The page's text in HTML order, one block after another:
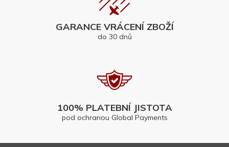
GARANCE VRÁCENÍ ZBOŽÍ
do 30 dnů
100% PLATEBNÍ JISTOTA
pod ochranou Global Payments